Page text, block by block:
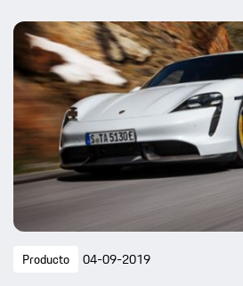
Producto 04-09-2019